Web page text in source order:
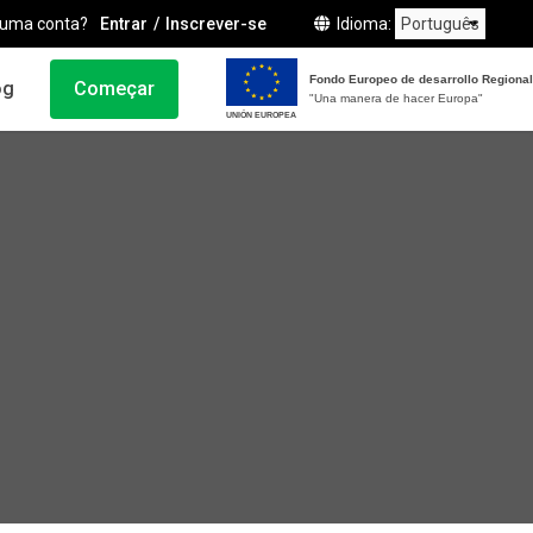
conta? Entrar Inscrever-se Idioma
Começar
UNIÓN EUROPEA
Fondo Europeo de desarrollo Regional
"Una manera de hacer Europa"